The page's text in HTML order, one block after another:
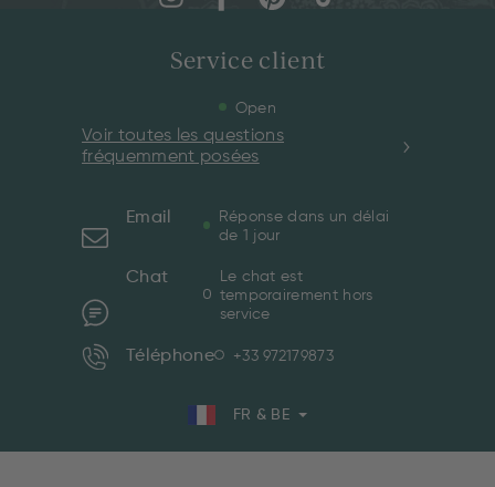
Service client
Open
Voir toutes les questions
fréquemment posées
Email
Réponse dans un délai
de 1 jour
Chat
Le chat est
temporairement hors
service
Téléphone +33 972179873
FR & BE